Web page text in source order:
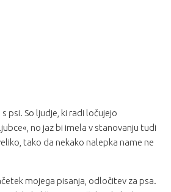
psi. So ljudje, ki radi ločujejo
no jaz bi imela v stanovanju tudi
tako da nekako nalepka name ne
mojega pisanja, odločitev za psa.